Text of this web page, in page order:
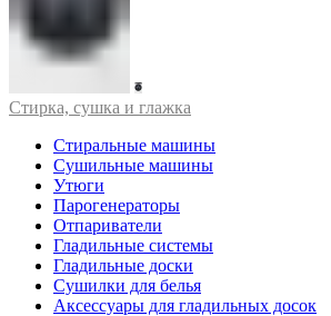
Стирка, сушка и глажка
Стиральные машины
Сушильные машины
Утюги
Парогенераторы
Отпариватели
Гладильные системы
Гладильные доски
Сушилки для белья
Аксессуары для гладильных досок